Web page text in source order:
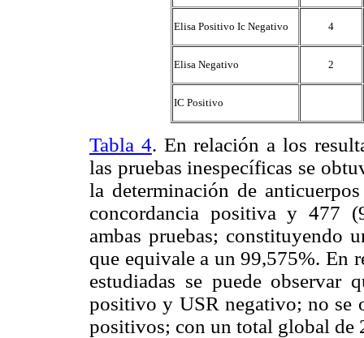
Elisa Positivo Ic Negativo 4
Elisa Negativo 2
IC Positivo
Tabla 4. En relación a los
las pruebas inespecíficas se
la determinación de
concordancia positiva y 477
ambas pruebas; constituyendo
que equivale a un 99,575%. En
estudiadas se puede observar
positivo y USR negativo; no se
positivos; con un total global de